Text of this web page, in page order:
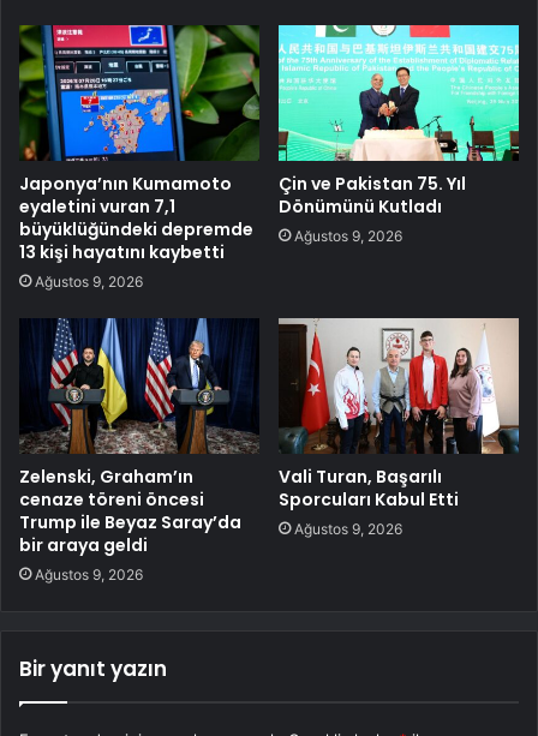
Japonya’nın Kumamoto
eyaletini vuran 7,1
büyüklüğündeki depremde
13 kişi hayatını kaybetti
Ağustos 9, 2026
Çin ve Pakistan 75. Yıl
Dönümünü Kutladı
Ağustos 9, 2026
Zelenski, Graham’ın
cenaze töreni öncesi
Trump ile Beyaz Saray’da
bir araya geldi
Ağustos 9, 2026
Vali Turan, Başarılı
Sporcuları Kabul Etti
Ağustos 9, 2026
Bir yanıt yazın